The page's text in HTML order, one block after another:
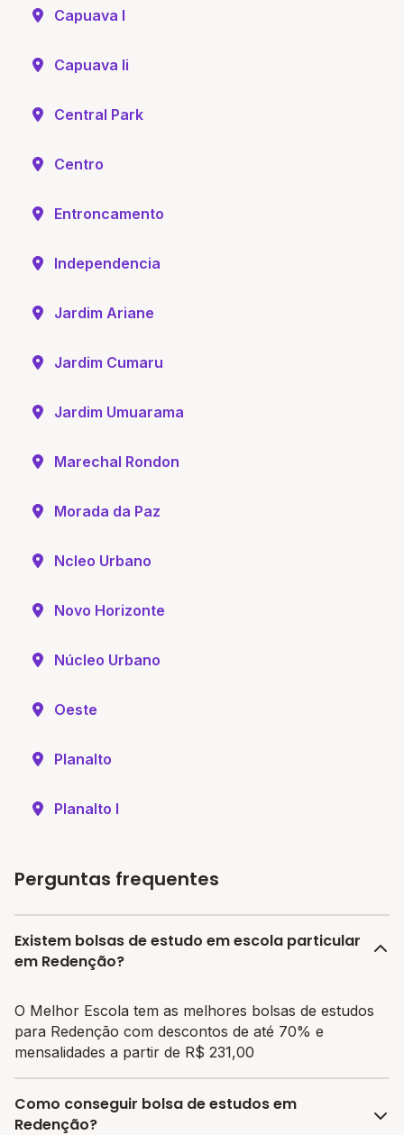
Capuava I
Capuava Ii
Central Park
Centro
Entroncamento
Independencia
Jardim Ariane
Jardim Cumaru
Jardim Umuarama
Marechal Rondon
Morada da Paz
Ncleo Urbano
Novo Horizonte
Núcleo Urbano
Oeste
Planalto
Planalto I
Perguntas frequentes
Existem bolsas de estudo em escola particular
em Redenção?
O Melhor Escola tem as melhores bolsas de estudos
para Redenção com descontos de até 70% e
mensalidades a partir de R$ 231,00
Como conseguir bolsa de estudos em
Redenção?